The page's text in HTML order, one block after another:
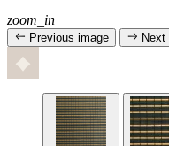
zoom_in
Previous image Next